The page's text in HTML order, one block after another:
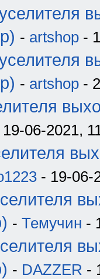
- artshop -
- artshop -
06-2021,
- 19-06-
- Темучин -
- DAZZER -